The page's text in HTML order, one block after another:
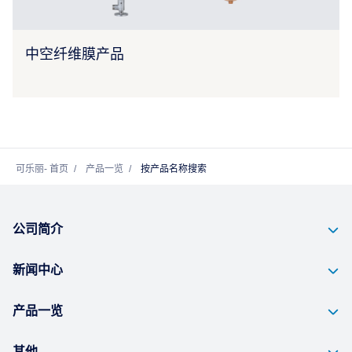
中空纤维膜产品
可乐丽- 首页 产品一览 按产品名称搜索
公司简介
新闻中心
产品一览